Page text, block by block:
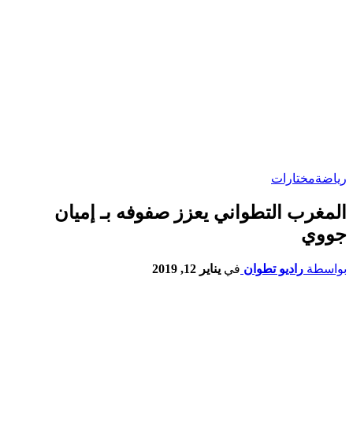
رياضةمختارات
المغرب التطواني يعزز صفوفه بـ إميان
جووي
بواسطة راديو تطوان في يناير 12, 2019